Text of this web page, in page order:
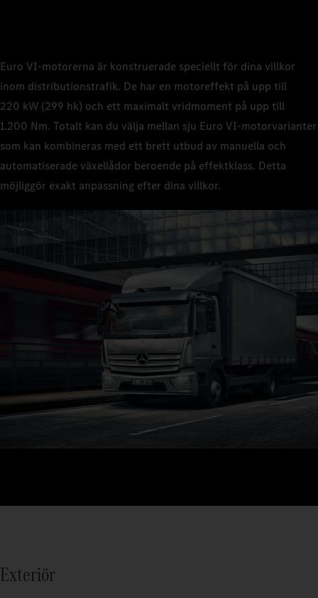
Euro VI‑motorerna är konstruerade speciellt för dina villkor
inom distributionstrafik. De har en motoreffekt på upp till
220 kW (299 hk) och ett maximalt vridmoment på upp till
1.200 Nm. Totalt kan du välja mellan sju Euro VI‑motorvarianter
som kan kombineras med ett brett utbud av manuella och
automatiserade växellådor beroende på effektklass. Detta
möjliggör exakt anpassning efter dina villkor.
Exteriör